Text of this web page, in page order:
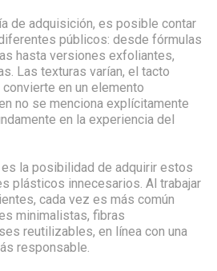
de adquisición, es posible contar
públicos: desde fórmulas
hasta versiones exfoliantes,
Las texturas varían, el tacto
en un elemento
no se menciona explícitamente
en la experiencia del
la posibilidad de adquirir estos
plásticos innecesarios. Al trabajar
cada vez es más común
minimalistas, fibras
reutilizables, en línea con una
responsable.